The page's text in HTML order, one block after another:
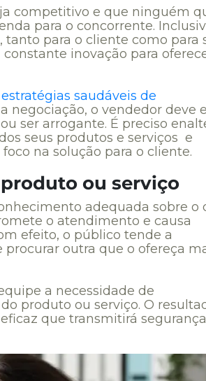
competitivo e que ninguém
para o concorrente.
tanto para o cliente como para
inovação para
estratégias saudáveis de
negociação, o vendedor deve
ser arrogante. É preciso
seus produtos e serviços e
na solução para o cliente.
ou serviço
adequada sobre o
o atendimento e causa
efeito, o público tende a
procurar outra que o ofereça
a necessidade de
produto ou serviço. O
que transmitirá